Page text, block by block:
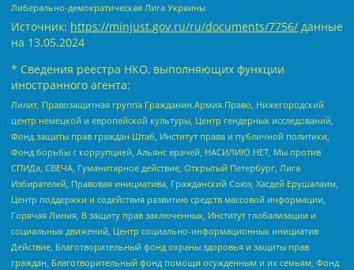
Либерально-демократическая Лига Украины
Источник: https://minjust.gov.ru/ru/documents/7756/ данные
на 13.05.2024
* Сведения реестра НКО, выполняющих функции
иностранного агента:
Лилит, Правозащитная группа Гражданин.Армия.Право, Нижегородский
центр немецкой и европейской культуры, Центр гендерных исследований,
Фонд защиты прав граждан Штаб, Институт права и публичной политики,
Фонд борьбы с коррупцией, Альянс врачей, НАСИЛИЮ.НЕТ, Мы против
СПИДа, СВЕЧА, Гуманитарное действие, Открытый Петербург, Лига
Избирателей, Правовая инициатива, Гражданский Союз, Хасдей Ерушалаим,
Центр поддержки и содействия развитию средств массовой информации,
Горячая Линия, В защиту прав заключенных, Институт глобализации и
социальных движений, Центр социально-информационных инициатив
Действие, Благотворительный фонд охраны здоровья и защиты прав
граждан, Благотворительный фонд помощи осужденным и их семьям, Фонд